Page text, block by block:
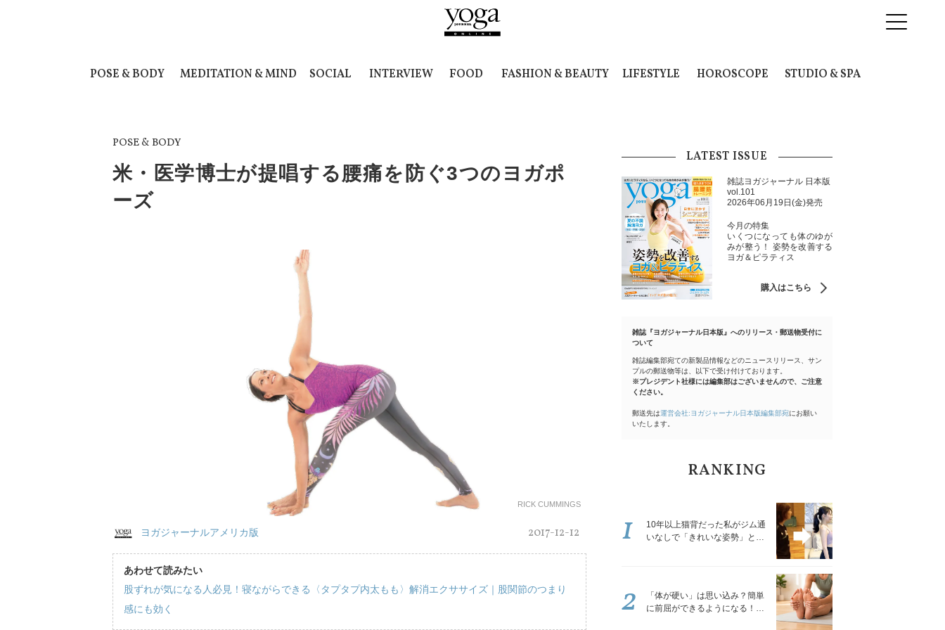
POSE & BODY MEDITATION & MIND SOCIAL INTERVIEW FOOD FASHION & BEAUTY LIFESTYLE HOROSCOPE STUDIO & SPA
POSE & BODY
米・医学博士が提唱する腰痛を防ぐ3つのヨガポ
ーズ
RICK CUMMINGS
ヨガジャーナルアメリカ版 2017-12-12
あわせて読みたい
股ずれが気になる人必見！寝ながらできる〈タプタプ内太もも〉解消エクササイズ｜股関節のつまり
感にも効く
LATEST ISSUE
雑誌ヨガジャーナル 日本版
vol.101
2026年06月19日(金)発売
今月の特集
いくつになっても体のゆが
みが整う！ 姿勢を改善する
ヨガ＆ピラティス
購入はこちら
雑誌『ヨガジャーナル日本版』へのリリース・郵送物受付に
ついて
雑誌編集部宛ての新製品情報などのニュースリリース、サン
プルの郵送物等は、以下で受け付けております。
※プレジデント社様には編集部はございませんので、ご注意
ください。
郵送先は運営会社:ヨガジャーナル日本版編集部宛にお願い
いたします。
RANKING
10年以上猫背だった私がジム通
いなしで「きれいな姿勢」と褒
1
「体が硬い」は思い込み？簡単
に前屈ができるようになる！腿
2